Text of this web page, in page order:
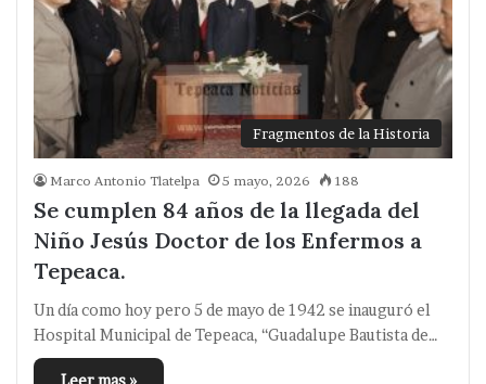
Fragmentos de la Historia
Marco Antonio Tlatelpa 5 mayo, 2026 188
Se cumplen 84 años de la llegada del
Niño Jesús Doctor de los Enfermos a
Tepeaca.
Un día como hoy pero 5 de mayo de 1942 se inauguró el
Hospital Municipal de Tepeaca, “Guadalupe Bautista de…